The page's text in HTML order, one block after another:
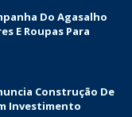
Do Agasalho
E Roupas Para
Construção De
Investimento